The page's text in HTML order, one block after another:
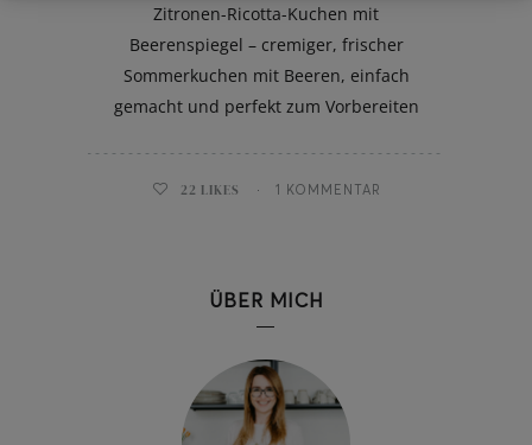
Zitronen-Ricotta-Kuchen mit
Beerenspiegel – cremiger, frischer
Sommerkuchen mit Beeren, einfach
gemacht und perfekt zum Vorbereiten
22 LIKES 1 KOMMENTAR
ÜBER MICH